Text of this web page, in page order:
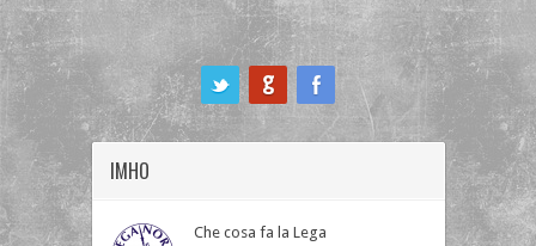
IMHO
Che cosa fa la Lega